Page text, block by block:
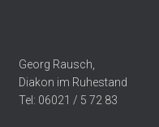
Georg Rausch,
Diakon im Ruhestand
Tel: 06021 / 5 72 83